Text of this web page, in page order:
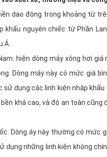
dao động trong khoảng từ
nguyên chiếc từ Phần
Á.
hiện dòng máy xông hơi
Dòng máy này có mức giá
dụng các linh kiện nhập khẩu
khá cao, và độ an toàn
Dòng áy này thường có mức
những linh kiện không